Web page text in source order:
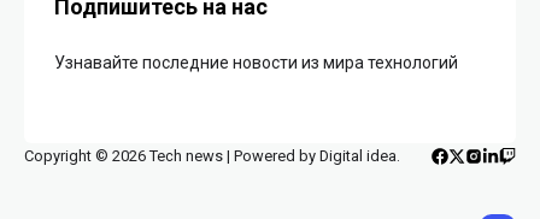
Подпишитесь на нас
Узнавайте последние новости из мира технологий
Copyright © 2026 Tech news | Powered by Digital idea.